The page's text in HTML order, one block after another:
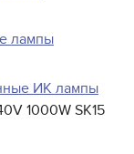
лампы
ИК лампы
1000W SK15